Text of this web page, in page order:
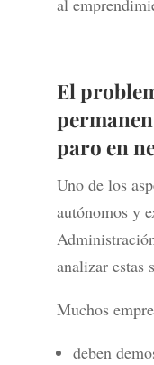
al
El
paro en
Uno de los
autónomos y
analizar estas
Muchos
deben